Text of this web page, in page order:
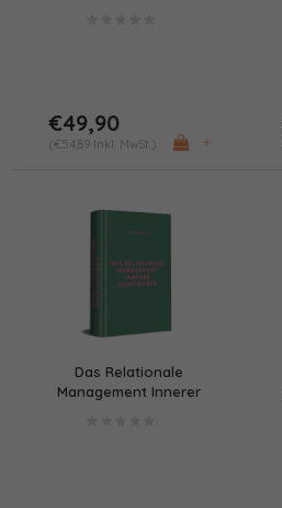
€49,90
(€54,89 Inkl. MwSt.) +
Das Relationale
Management Innerer